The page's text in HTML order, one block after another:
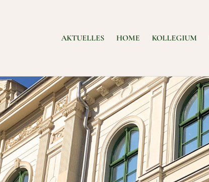
AKTUELLES HOME KOLLEGIUM